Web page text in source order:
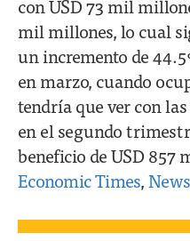
con USD 73 mil
mil millones, lo cual
un incremento de
en marzo, cuando
tendría que ver con
en el segundo
beneficio de USD 857
Economic Times,